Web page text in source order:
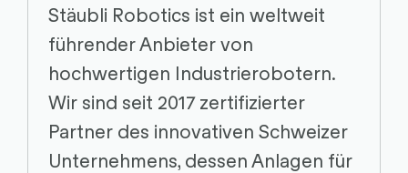
Stäubli Robotics ist ein weltweit
führender Anbieter von
hochwertigen Industrierobotern.
Wir sind seit 2017 zertifizierter
Partner des innovativen Schweizer
Unternehmens, dessen Anlagen für